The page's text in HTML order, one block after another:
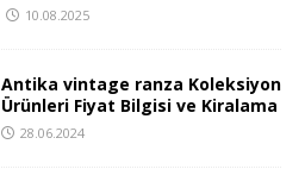
10.08.2025
Antika vintage ranza Koleksiyon
Ürünleri Fiyat Bilgisi ve Kiralama
28.06.2024